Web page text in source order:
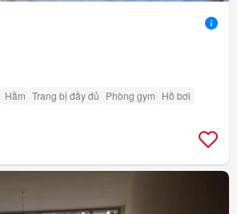
Hầm Trang bị đầy đủ Phòng gym Hồ bơi